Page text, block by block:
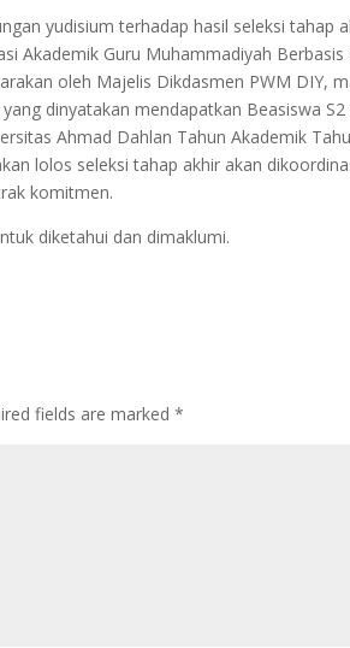
yudisium terhadap hasil seleksi tahap
Akademik Guru Muhammadiyah
oleh Majelis Dikdasmen PWM DIY,
dinyatakan mendapatkan Beasiswa
Ahmad Dahlan Tahun Akademik
lolos seleksi tahap akhir akan
komitmen.
diketahui dan dimaklumi.
fields are marked*